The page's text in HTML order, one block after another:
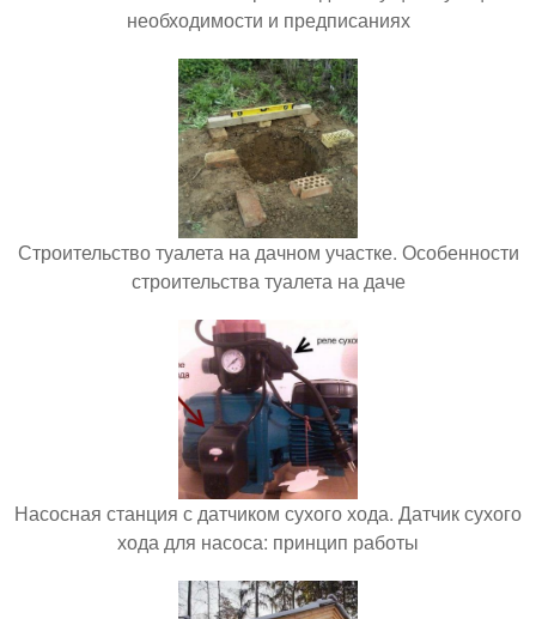
необходимости и предписаниях
Строительство туалета на дачном участке. Особенности
строительства туалета на даче
Насосная станция с датчиком сухого хода. Датчик сухого
хода для насоса: принцип работы